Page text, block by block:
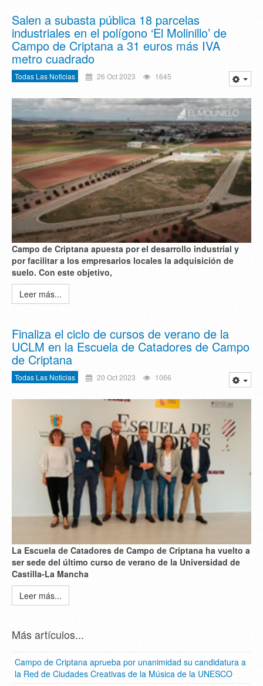
Salen a subasta pública 18 parcelas
industriales en el polígono ‘El Molinillo’ de
Campo de Criptana a 31 euros más IVA
metro cuadrado
Todas Las Noticias 26 Oct 2023 1645
Campo de Criptana apuesta por el desarrollo industrial y
por facilitar a los empresarios locales la adquisición de
suelo. Con este objetivo,
Leer más...
Finaliza el ciclo de cursos de verano de la
UCLM en la Escuela de Catadores de Campo
de Criptana
Todas Las Noticias 20 Oct 2023 1066
La Escuela de Catadores de Campo de Criptana ha vuelto a
ser sede del último curso de verano de la Universidad de
Castilla-La Mancha
Leer más...
Más artículos...
Campo de Criptana aprueba por unanimidad su candidatura a
la Red de Ciudades Creativas de la Música de la UNESCO